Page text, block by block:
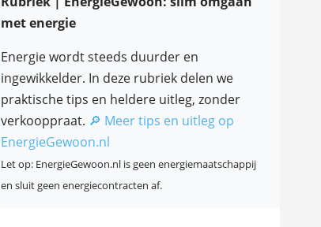
met energie
Energie wordt steeds duurder en
ingewikkelder. In deze rubriek delen we
praktische tips en heldere uitleg, zonder
verkooppraat. 🔎 Meer tips en uitleg op
EnergieGewoon.nl
Let op: EnergieGewoon.nl is geen energiemaatschappij
en sluit geen energiecontracten af.